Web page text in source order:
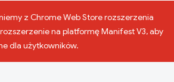
z Chrome Web Store rozszerzenia
na platformę Manifest V3, aby
dla użytkowników.